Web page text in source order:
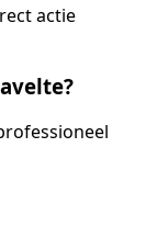
actie